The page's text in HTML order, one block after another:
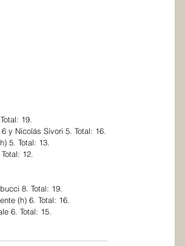
19.
y Nicolás Sívori 5. Total: 16.
5. Total: 13.
12.
8. Total: 19.
(h) 6. Total: 16.
6. Total: 15.